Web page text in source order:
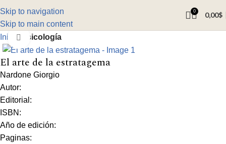
Skip to navigation
Skip to main content
0 0,00$
Inicio Psicología
Click to enlarge
El arte de la estratagema
Nardone Giorgio
Autor:
Editorial:
ISBN:
Año de edición:
Paginas: